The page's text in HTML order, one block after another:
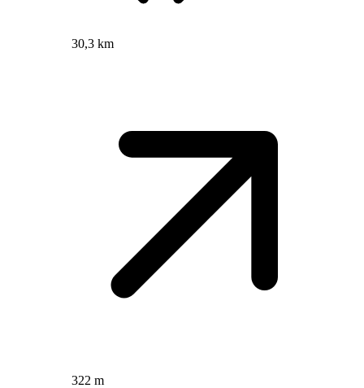
30,3 km
322 m